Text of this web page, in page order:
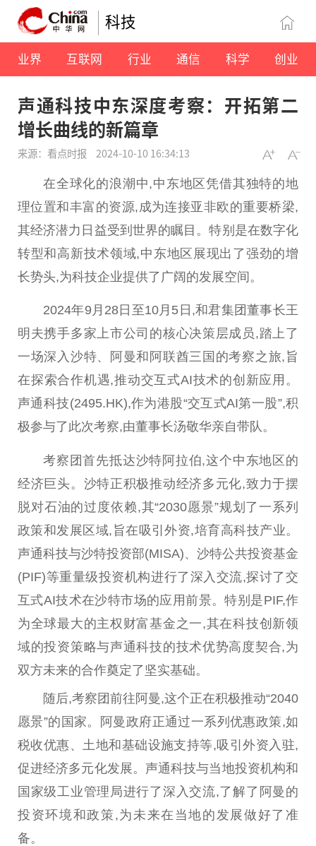
科技
业界 互联网 行业 通信 科学 创业
声通科技中东深度考察：开拓第二
增长曲线的新篇章
来源：看点时报 2024-10-10 16:34:13
在全球化的浪潮中,中东地区凭借其独特的地
理位置和丰富的资源,成为连接亚非欧的重要桥梁,
其经济潜力日益受到世界的瞩目。特别是在数字化
转型和高新技术领域,中东地区展现出了强劲的增
长势头,为科技企业提供了广阔的发展空间。
2024年9月28日至10月5日,和君集团董事长王
明夫携手多家上市公司的核心决策层成员,踏上了
一场深入沙特、阿曼和阿联酋三国的考察之旅,旨
在探索合作机遇,推动交互式AI技术的创新应用。
声通科技(2495.HK),作为港股“交互式AI第一股”,积
极参与了此次考察,由董事长汤敬华亲自带队。
考察团首先抵达沙特阿拉伯,这个中东地区的
经济巨头。沙特正积极推动经济多元化,致力于摆
脱对石油的过度依赖,其“2030愿景”规划了一系列
政策和发展区域,旨在吸引外资,培育高科技产业。
声通科技与沙特投资部(MISA)、沙特公共投资基金
(PIF)等重量级投资机构进行了深入交流,探讨了交
互式AI技术在沙特市场的应用前景。特别是PIF,作
为全球最大的主权财富基金 之一,其在科技创新领
域的投资策略与声通科技的技术优势高度契合,为
双方未来的合作奠定了坚实基础。
随后,考察团前往阿曼,这个正在积极推动“2040
愿景”的 国家。阿曼政府正通过一系列优惠政策,如
税收优惠、土地和基础设施支持等,吸引外资入驻,
促进经济多元化发展。声通科技与当地投资机构和
国家级工业管理局进行了深入交流,了解了阿曼的
投资环境和政策,为未来在当地的发展做好了准
备。